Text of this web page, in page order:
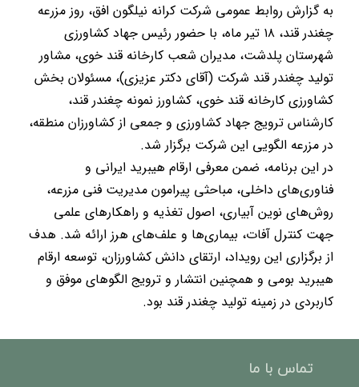
به گزارش روابط عمومی شرکت کرانه نیلگون افق، روز مزرعه
چغندر قند، ۱۸ تیر ماه، با حضور رئیس جهاد کشاورزی
شهرستان پلدشت، مدیران شعب کارخانه قند خوی، مشاور
تولید چغندر قند شرکت (آقای دکتر عزیزی)، مسئولان بخش
کشاورزی کارخانه قند خوی، کشاورز نمونه چغندر قند،
کارشناس ترویج جهاد کشاورزی و جمعی از کشاورزان منطقه،
در مزرعه الگویی این شرکت برگزار شد.
در این برنامه، ضمن معرفی ارقام هیبرید ایرانی و
فناوری‌های داخلی، مباحثی پیرامون مدیریت فنی مزرعه،
روش‌های نوین آبیاری، اصول تغذیه و راهکارهای علمی
جهت کنترل آفات، بیماری‌ها و علف‌های هرز ارائه شد. هدف
از برگزاری این رویداد، ارتقای دانش کشاورزان، توسعه ارقام
هیبرید بومی و همچنین انتشار و ترویج الگوهای موفق و
کاربردی در زمینه تولید چغندر قند بود.
تماس با ما